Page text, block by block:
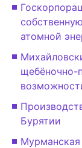
атомной
щебёночно-
Бурятии